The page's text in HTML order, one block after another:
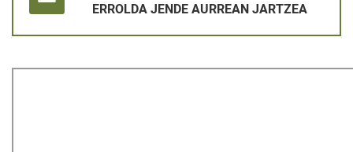
ERROLDA JENDE AURREAN JARTZEA